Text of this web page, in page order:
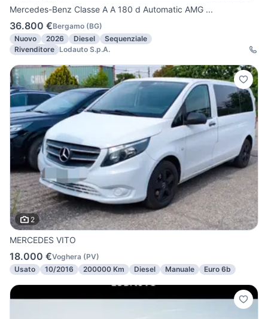
Mercedes-Benz Classe A A 180 d Automatic AMG ...
36.800 €Bergamo (BG)
Nuovo
2026 Diesel
Sequenziale
Rivenditore Lodauto S.p.A.
2
MERCEDES VITO
18.000 €Voghera (PV)
Usato
10/2016 200000 Km Diesel Manuale Euro 6b